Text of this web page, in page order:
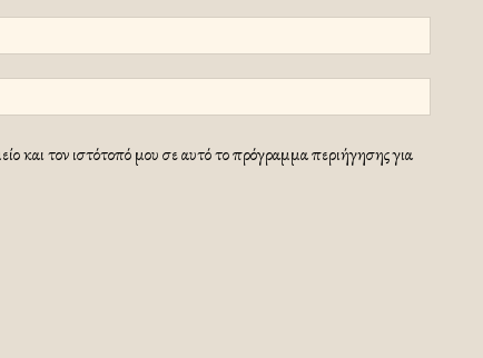
και τον ιστότοπό μου σε αυτό το πρόγραμμα περιήγησης για